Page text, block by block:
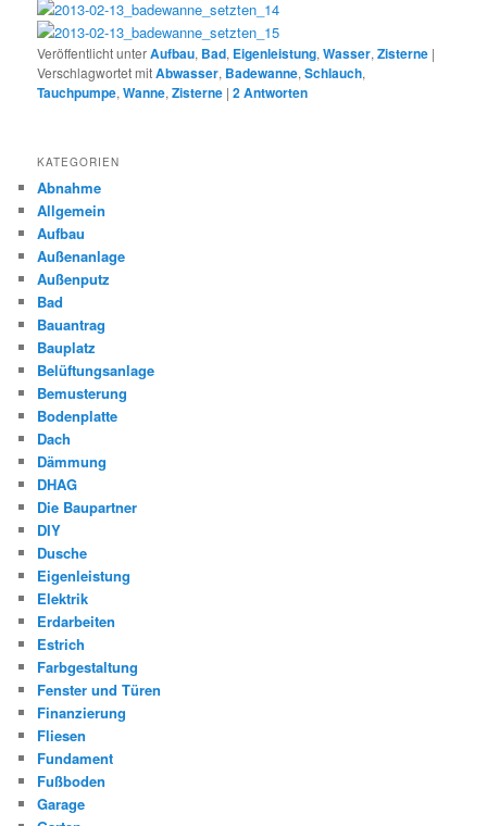
Veröffentlicht unterAufbau, Bad, Eigenleistung,Wasser,Zisterne |
Verschlagwortet mitAbwasser, Badewanne,Schlauch,
Tauchpumpe,Wanne,Zisterne |2Antworten
KATEGORIEN
Abnahme
Allgemein
Aufbau
Außenanlage
Außenputz
Bad
Bauantrag
Bauplatz
Belüftungsanlage
Bemusterung
Bodenplatte
Dach
Dämmung
DHAG
Die Baupartner
DIY
Dusche
Eigenleistung
Elektrik
Erdarbeiten
Estrich
Farbgestaltung
Fenster und Türen
Finanzierung
Fliesen
Fundament
Fußboden
Garage